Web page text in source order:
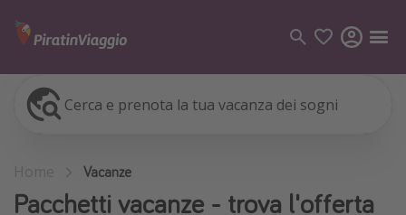
Cerca e prenota la tua vacanza dei sogni
Hotel
Vacanze
Pacchetti vacanze - trova l'offerta